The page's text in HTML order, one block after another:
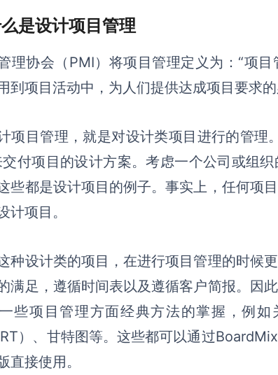
是设计项目管理
理协会（PMI）将项目管理定义为：“项
到项目活动中，为人们提供达成项目要求
项目管理，就是对设计类项目进行的管理
交付项目的设计方案。考虑一个公司或组
些都是设计项目的例子。事实上，任何项
计项目。
种设计类的项目，在进行项目管理的时候
满足，遵循时间表以及遵循客户简报。因
些项目管理方面经典方法的掌握，例如
）、甘特图等。这些都可以通过
直接使用。